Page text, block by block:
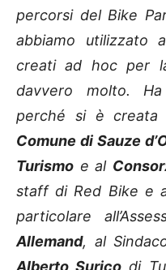
percorsi del Bike
abbiamo utilizzato
creati ad hoc per
davvero molto.
perché si è
Comune di Sauze
Turismo e al
staff di Red Bike e
particolare
Allemand, al
Alberto Surico di